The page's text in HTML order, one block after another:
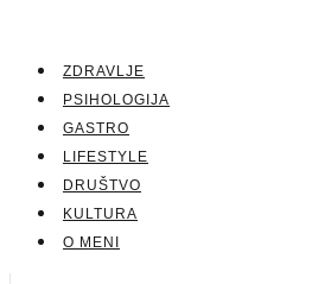
ZDRAVLJE
PSIHOLOGIJA
GASTRO
LIFESTYLE
DRUŠTVO
KULTURA
O MENI